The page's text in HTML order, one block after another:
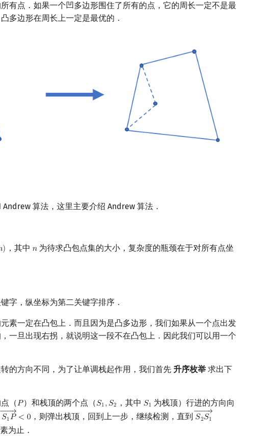
有点．如果一个凹多边形围住了所有的点，它的周长一定不是最
多边形在周长上一定是最优的．
算法，这里主要介绍 Andrew 算法．
) ，其中 𝑛
n 为待求凸包点集的大小，复杂度的瓶颈在于对所有点坐
字，纵坐标为第二关键字排序．
素一定在凸包上．而且因为是凸多边形，我们如果从一个点出发
一旦出现右拐，就说明这一段不在凸包上．因此我们可以用一个
的方向不同，为了让单调栈起作用，我们首先 升序枚举 求出下
（𝑃
P ）和栈顶的两个点（𝑆1,𝑆2
S1,S2 ，其中 𝑆1
S1 为栈顶）行进的方向向
←←←←←→
𝑆1𝑃 < 0
×S1P→< 0 ，则弹出栈顶，回到上一步，继续检测，直到 ←←←←←←→
𝑆2𝑆1
S2S1
为止．